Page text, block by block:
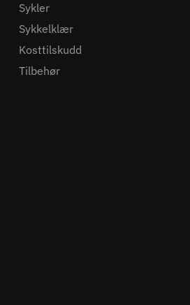
Sykler
Sykkelklær
Kosttilskudd
Tilbehør